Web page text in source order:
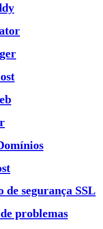
de segurança SSL
problemas